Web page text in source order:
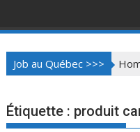
Job au Québec >>>
Étiquette : produit